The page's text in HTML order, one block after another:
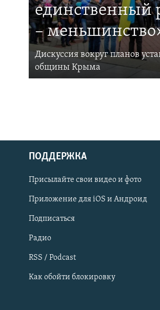
Українською
Qırımtatar
ПРИСОЕДИНЯЙТЕСЬ!
единственный
–
Дискуссия вокруг планов
общины Крыма
ПОДДЕРЖКА
Присылайте свои видео и фото
Приложение для iOS и Андроид
Подписаться
Радио
RSS / Podcast
Как обойти блокировку